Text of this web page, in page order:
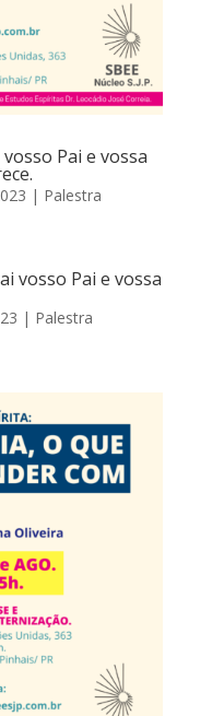
Pai e vossa
| Palestra
vosso Pai e vossa
| Palestra